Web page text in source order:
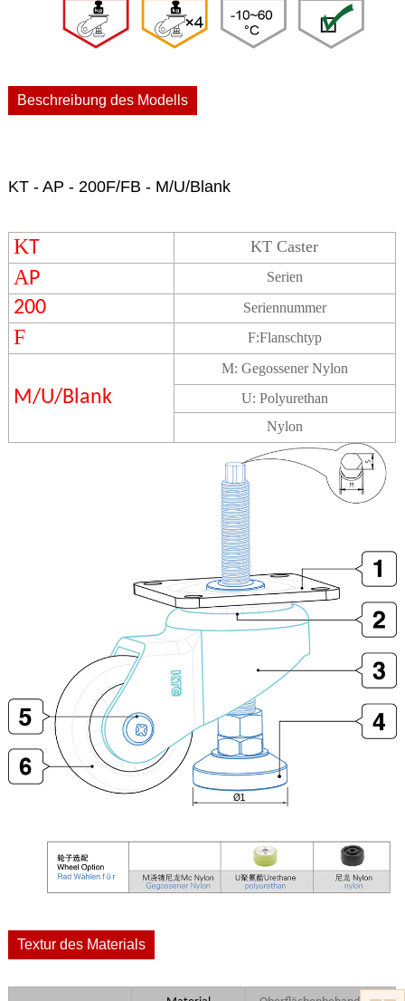
Beschreibung des Modells
KT - AP - 200F/FB - M/U/Blank
KT KT Caster
AP Serien
200 Seriennummer
F F:Flanschtyp
M/U/Blank
M: Gegossener Nylon
U: Polyurethan
Nylon
Textur des Materials